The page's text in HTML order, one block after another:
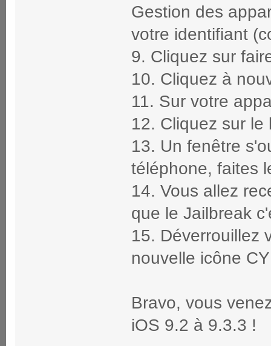
Gestion des
votre identifiant
9. Cliquez sur
10. Cliquez à
11. Sur votre
12. Cliquez sur le
13. Un fenêtre
téléphone, faites
14. Vous allez
que le Jailbreak
15. Déverrouillez
nouvelle icône
Bravo, vous
iOS 9.2 à 9.3.3 !